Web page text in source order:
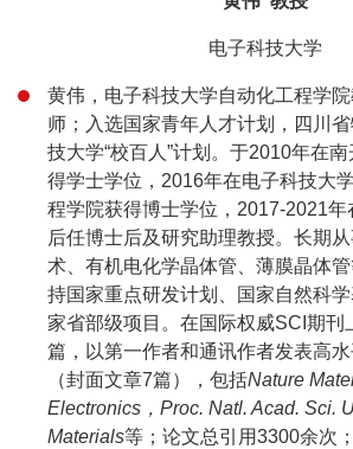
电子科技大学
黄伟，电子科技大学自动化工程学
师；入选国家青年人才计划，四川
技大学“校百人”计划。于2010年在
得学士学位，2016年在电子科技大
程学院获得博士学位，2017-2021
后任博士后及研究助理教授。长期
术、有机电化学晶体管、薄膜晶体
持国家重点研发计划、国家自然科
家省部级项目。在国际权威SCI期刊
篇，以第一作者和通讯作者发表高
（封面文章7篇），包括Nature
Electronics，Proc. Natl. Acad. Sci.
Materials等；论文总引用3300余次